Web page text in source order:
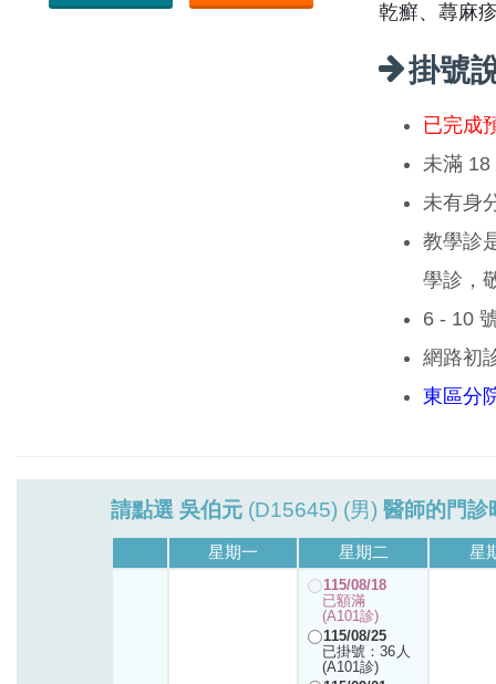
乾癬、蕁麻
掛號
已完成
未滿 18
未有身
教學診
學診，
6 - 10
網路初
東區分